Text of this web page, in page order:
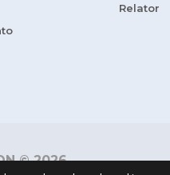
Relator
© 2026